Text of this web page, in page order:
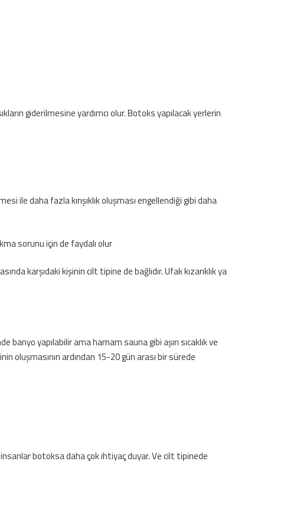
giderilmesine yardımcı olur. Botoks yapılacak yerlerin
ile daha fazla kırışıklık oluşması engellendiği gibi daha
sorunu için de faydalı olur
karşıdaki kişinin cilt tipine de bağlıdır. Ufak kızarıklık ya
banyo yapılabilir ama hamam sauna gibi aşırı sıcaklık ve
oluşmasının ardından 15-20 gün arası bir sürede
botoksa daha çok ihtiyaç duyar. Ve cilt tipinede